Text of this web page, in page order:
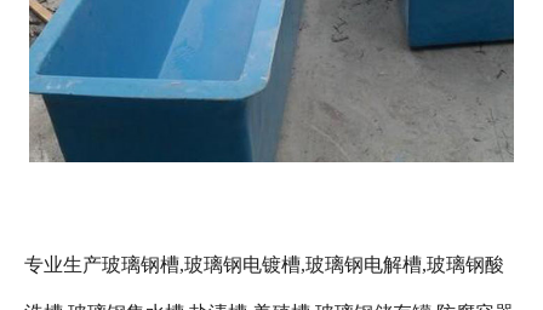
专业生产玻璃钢槽,玻璃钢电镀槽,玻璃钢电解槽,玻璃钢酸